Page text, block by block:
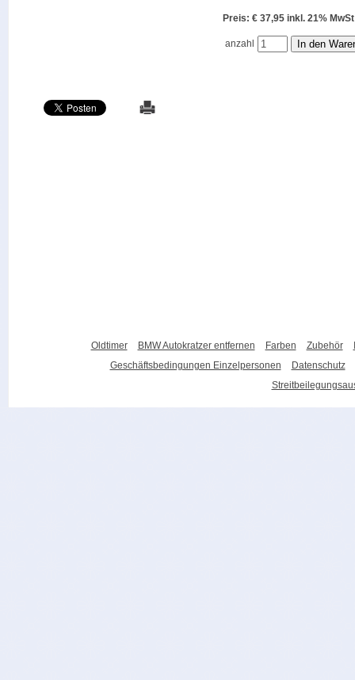
Preis: € 37,95 inkl. 21%
anzahl
Oldtimer BMW Autokratzer entfernen Farben Zubehör
Geschäftsbedingungen Einzelpersonen
Datenschutz